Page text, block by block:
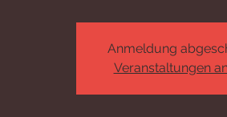
Anmeldung
Veranstaltungen